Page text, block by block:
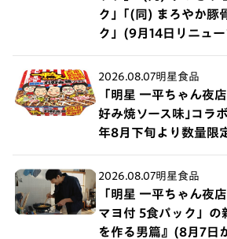
ク」｢(同) まろやか豚
ク」(9月14日リニュ
2026.08.07明星食品
「明星 一平ちゃん夜
好み焼ソース味｣コラ
年8月下旬より数量限
2026.08.07明星食品
「明星 一平ちゃん夜
マヨ付 5食パック」の
を作る男篇』(8月7日